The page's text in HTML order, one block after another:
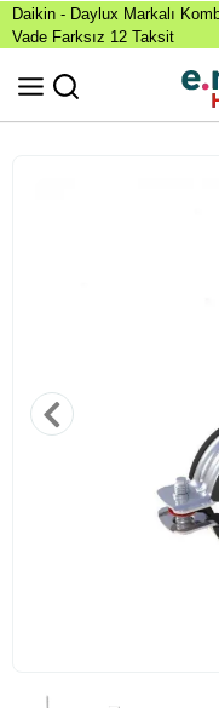
Daikin - Daylux Markalı
Vade Farksız 12 Taksit